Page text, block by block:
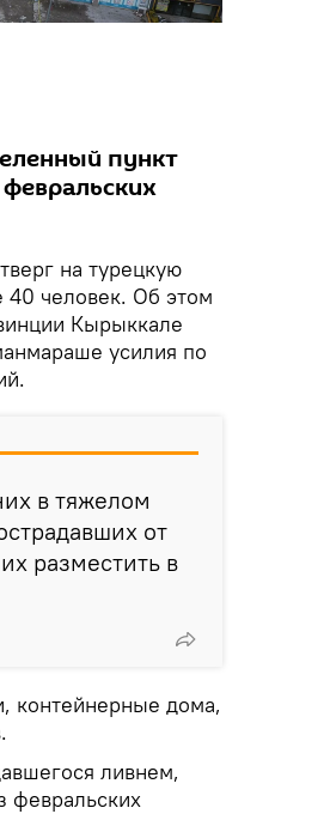
пункт
на турецкую
человек. Об этом
Кырыккале
усилия по
в тяжелом
от
разместить в
контейнерные дома,
ливнем,
февральских